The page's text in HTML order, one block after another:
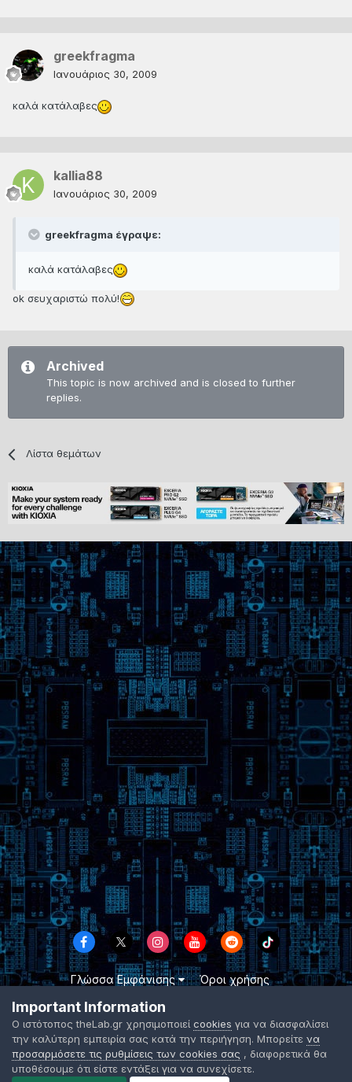
greekfragma
Ιανουάριος 30, 2009
καλά κατάλαβες
kallia88
Ιανουάριος 30, 2009
greekfragma έγραψε:
καλά κατάλαβες
ok σευχαριστώ πολύ!
Archived
This topic is now archived and is closed to further
replies.
Λίστα θεμάτων
Γλώσσα Εμφάνισης
Όροι χρήσης
TheLab.gr 2003 -
Powered by Invision Community
Important Information
Ο ιστότοπος theLab.gr χρησιμοποιεί cookies για να διασφαλίσει
την καλύτερη εμπειρία σας κατά την περιήγηση. Μπορείτε να
προσαρμόσετε τις ρυθμίσεις των cookies σας , διαφορετικά θα
υποθέσουμε ότι είστε εντάξει για να συνεχίσετε.